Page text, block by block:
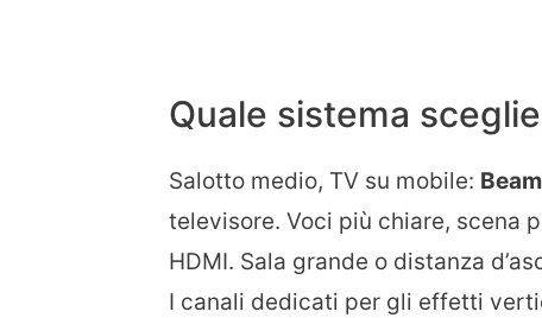
Quale sistema
Salotto medio, TV su mobile:
televisore. Voci più chiare, scena
HDMI. Sala grande o distanza
I canali dedicati per gli effetti